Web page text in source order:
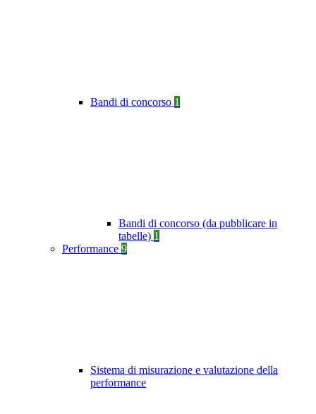
Bandi di concorso 1
Bandi di concorso (da pubblicare in
tabelle) 1
Performance 9
Sistema di misurazione e valutazione della
performance